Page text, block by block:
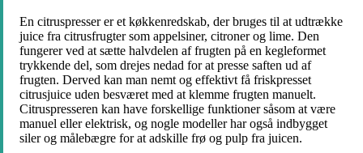
En citruspresser er et køkkenredskab, der bruges til at udtrække
juice fra citrusfrugter som appelsiner, citroner og lime. Den
fungerer ved at sætte halvdelen af frugten på en kegleformet
trykkende del, som drejes nedad for at presse saften ud af
frugten. Derved kan man nemt og effektivt få friskpresset
citrusjuice uden besværet med at klemme frugten manuelt.
Citruspresseren kan have forskellige funktioner såsom at være
manuel eller elektrisk, og nogle modeller har også indbygget
siler og målebægre for at adskille frø og pulp fra juicen.